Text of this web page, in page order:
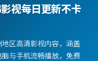
视每日更新不卡
区高清影视内容，涵盖
与手机流畅播放，免费